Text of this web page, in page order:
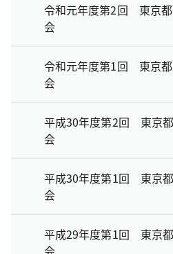
令和元年度第2回 東京
会
令和元年度第1回 東京
会
平成30年度第2回 東京
会
平成30年度第1回 東京
会
平成29年度第1回 東京
会